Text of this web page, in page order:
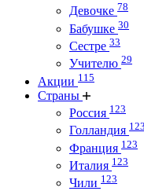
Девочке 78
Бабушке 30
Сестре 33
Учителю 29
Акции 115
Страны
Россия 123
Голландия 123
Франция 123
Италия 123
Чили 123